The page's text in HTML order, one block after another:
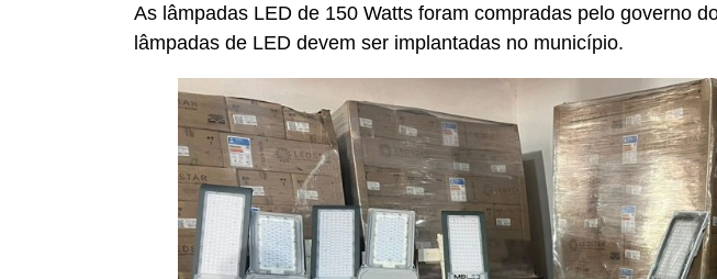
As lâmpadas LED de 150 Watts foram compradas pelo governo
lâmpadas de LED devem ser implantadas no município.